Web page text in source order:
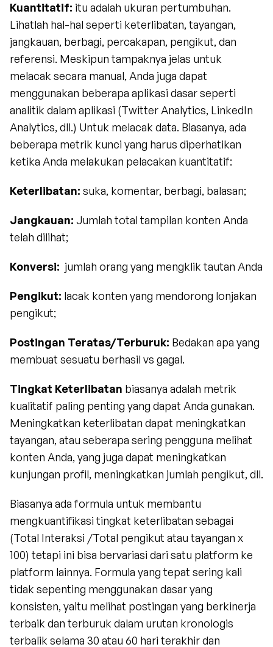
Kuantitatif: itu adalah ukuran pertumbuhan.
Lihatlah hal-hal seperti keterlibatan, tayangan,
jangkauan, berbagi, percakapan, pengikut, dan
referensi. Meskipun tampaknya jelas untuk
melacak secara manual, Anda juga dapat
menggunakan beberapa aplikasi dasar seperti
analitik dalam aplikasi (Twitter Analytics, LinkedIn
Analytics, dll.) Untuk melacak data. Biasanya, ada
beberapa metrik kunci yang harus diperhatikan
ketika Anda melakukan pelacakan kuantitatif:
Keterlibatan: suka, komentar, berbagi, balasan;
Jangkauan: Jumlah total tampilan konten Anda
telah dilihat;
Konversi: jumlah orang yang mengklik tautan Anda
Pengikut: lacak konten yang mendorong lonjakan
pengikut;
Postingan Teratas/Terburuk: Bedakan apa yang
membuat sesuatu berhasil vs gagal.
Tingkat Keterlibatan biasanya adalah metrik
kualitatif paling penting yang dapat Anda gunakan.
Meningkatkan keterlibatan dapat meningkatkan
tayangan, atau seberapa sering pengguna melihat
konten Anda, yang juga dapat meningkatkan
kunjungan profil, meningkatkan jumlah pengikut, dll.
Biasanya ada formula untuk membantu
mengkuantifikasi tingkat keterlibatan sebagai
(Total Interaksi /Total pengikut atau tayangan x
100) tetapi ini bisa bervariasi dari satu platform ke
platform lainnya. Formula yang tepat sering kali
tidak sepenting menggunakan dasar yang
konsisten, yaitu melihat postingan yang berkinerja
terbaik dan terburuk dalam urutan kronologis
terbalik selama 30 atau 60 hari terakhir dan